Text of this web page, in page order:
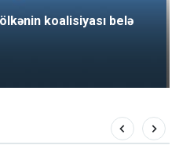
koalisiyası belə